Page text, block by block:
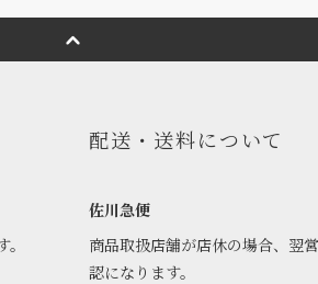
。
配送・送料について
佐川急便
商品取扱店舗が店休の場合、翌
認になります。